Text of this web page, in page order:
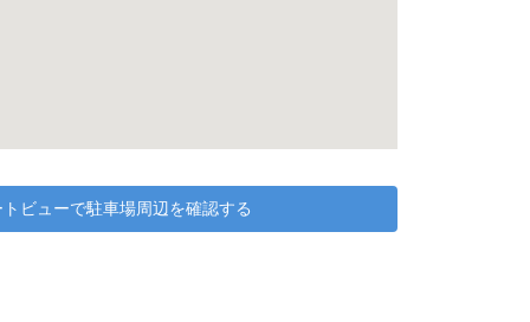
ビューで駐車場周辺を確認する